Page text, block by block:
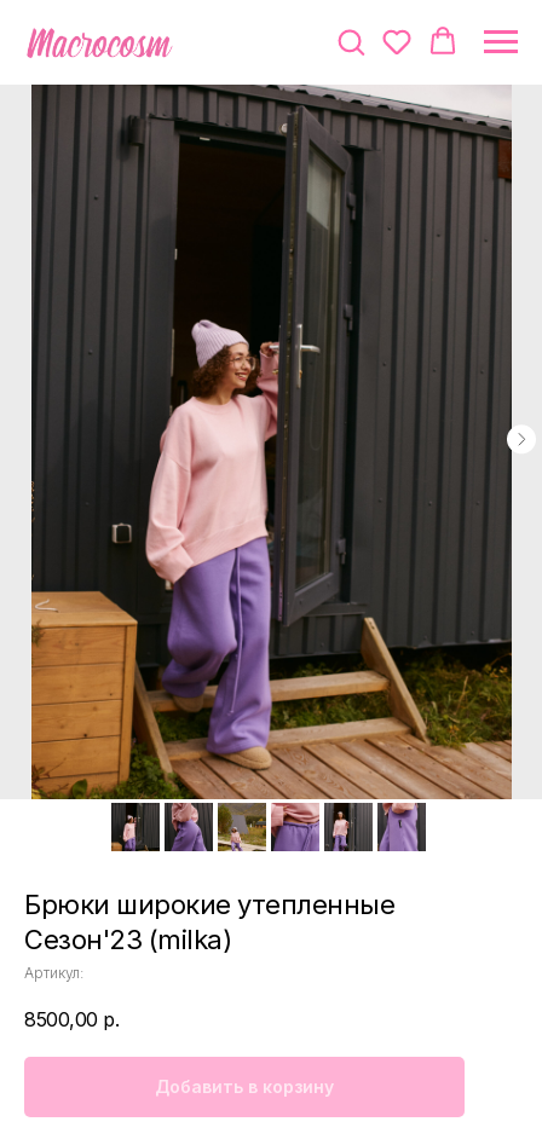
Брюки широкие утепленные
Сезон'23 (milka)
Артикул:
8500,00 р.
Добавить в корзину